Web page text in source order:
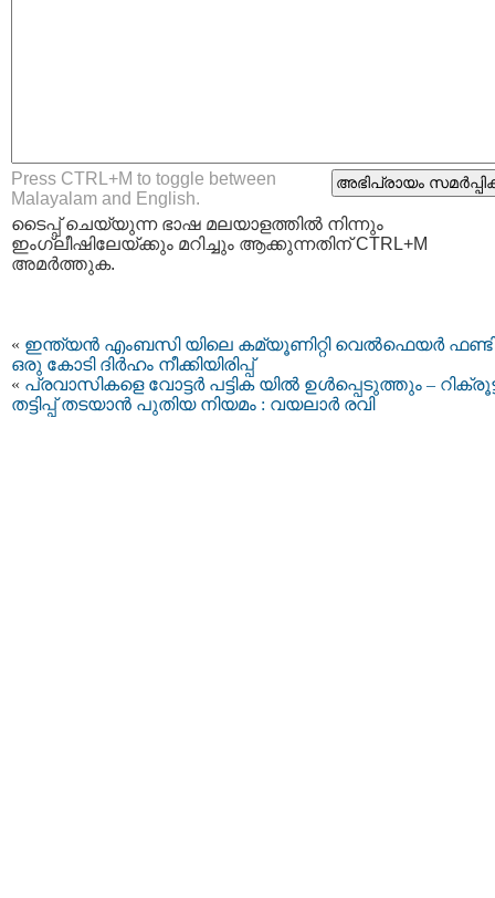
Press CTRL+M to toggle between
Malayalam and English.
ടൈപ്പ്‌ ചെയ്യുന്ന ഭാഷ മലയാളത്തില്‍ നിന്നും
ഇംഗ്ലീഷിലേയ്ക്കും മറിച്ചും ആക്കുന്നതിന് CTRL+M
അമര്‍ത്തുക.
« ഇന്ത്യന്‍ എംബസി യിലെ കമ്യൂണിറ്റി വെല്‍ഫെയര്‍
ഒരു കോടി ദിര്‍ഹം നീക്കിയിരിപ്പ്
« പ്രവാസികളെ വോട്ടര്‍ പട്ടിക യില്‍ ഉള്‍പ്പെടുത്തും –
തട്ടിപ്പ് തടയാന്‍ പുതിയ നിയമം : വയലാര്‍ രവി